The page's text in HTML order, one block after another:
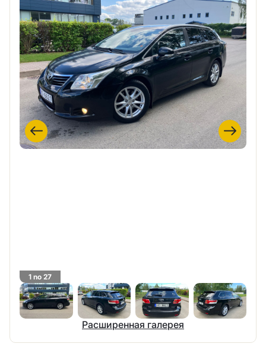
1 no 27
Расширенная галерея